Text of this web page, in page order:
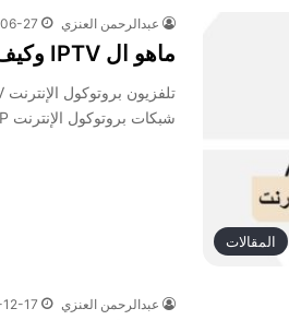
المقالات
عبدالرحمن العنزي 27
ماهو ال IPTV وكيف أحصل عليه
شبكات بروتوكول الإنترنت IP.
عبدالرحمن العنزي 17